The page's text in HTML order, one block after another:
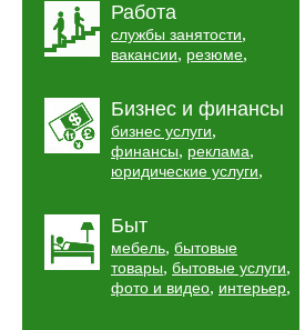
Работа
службы занятости,
вакансии, резюме,
Бизнес и финансы
бизнес услуги,
финансы, реклама,
юридические услуги,
Быт
мебель, бытовые
товары, бытовые услуги,
фото и видео, интерьер,